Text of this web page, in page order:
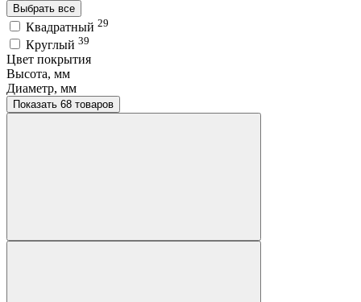
Выбрать все
Квадратный 29
Круглый 39
Цвет покрытия
Высота, мм
Диаметр, мм
Показать 68 товаров